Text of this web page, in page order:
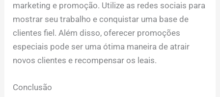
marketing e promoção. Utilize as redes sociais para
mostrar seu trabalho e conquistar uma base de
clientes fiel. Além disso, oferecer promoções
especiais pode ser uma ótima maneira de atrair
novos clientes e recompensar os leais.
Conclusão